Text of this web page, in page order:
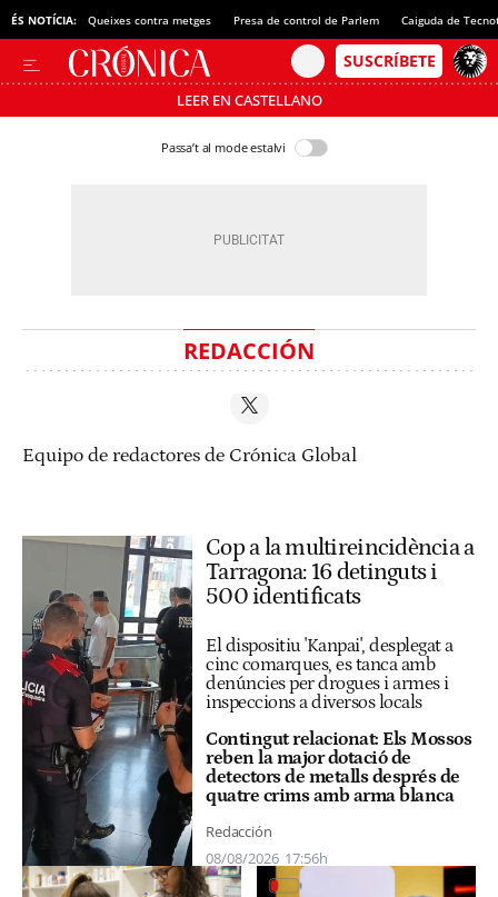
ÉS NOTÍCIA: Queixes contra metges Presa de control de Parlem Caiguda de
LEER EN CASTELLANO
Passa’t al mode estalvi
REDACCIÓN
Equipo de redactores de Crónica Global
Cop a la multireincidència a
Tarragona: 16 detinguts i
500 identificats
El dispositiu 'Kanpai', desplegat a
cinc comarques, es tanca amb
denúncies per drogues i armes i
inspeccions a diversos locals
Contingut relacionat: Els Mossos
reben la major dotació de
detectors de metalls després de
quatre crims amb arma blanca
Redacción
08/08/2026 17:56h